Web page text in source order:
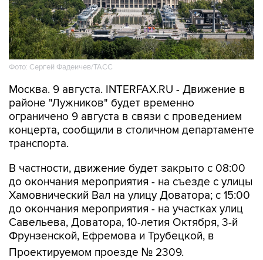
Фото: Сергей Фадеичев/ТАСС
Москва. 9 августа. INTERFAX.RU - Движение в
районе "Лужников" будет временно
ограничено 9 августа в связи с проведением
концерта, сообщили в столичном департаменте
транспорта.
В частности, движение будет закрыто с 08:00
до окончания мероприятия - на съезде с улицы
Хамовнический Вал на улицу Доватора; с 15:00
до окончания мероприятия - на участках улиц
Савельева, Доватора, 10-летия Октября, 3-й
Фрунзенской, Ефремова и Трубецкой, в
Проектируемом проезде № 2309.